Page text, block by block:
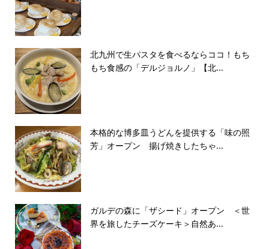
北九州で生パスタを食べるならココ！もち
もち食感の「デルジョルノ」【北...
本格的な博多皿うどんを提供する「味の照
芳」オープン 揚げ焼きしたちゃ...
ガルデの森に「ザシード」オープン ＜世
界を旅したチーズケーキ＞自然あ...